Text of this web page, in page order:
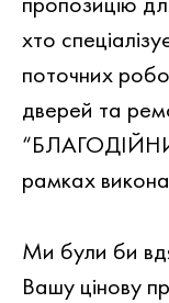
хто
поточних
дверей та
рамках
Ми були би
Вашу цiнову